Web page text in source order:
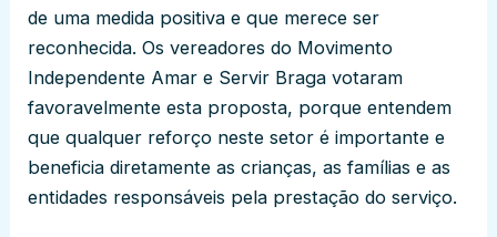
de uma medida positiva e que merece ser
reconhecida. Os vereadores do Movimento
Independente Amar e Servir Braga votaram
favoravelmente esta proposta, porque entendem
que qualquer reforço neste setor é importante e
beneficia diretamente as crianças, as famílias e as
entidades responsáveis pela prestação do serviço.